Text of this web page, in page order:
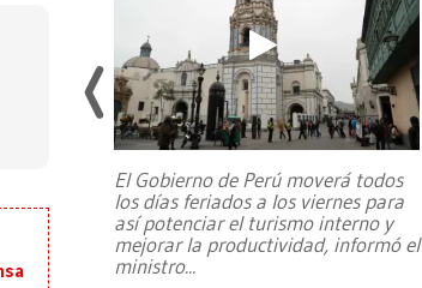
El Gobierno de Perú moverá todos
los días feriados a los viernes para
así potenciar el turismo interno y
mejorar la productividad, informó el
ministro...